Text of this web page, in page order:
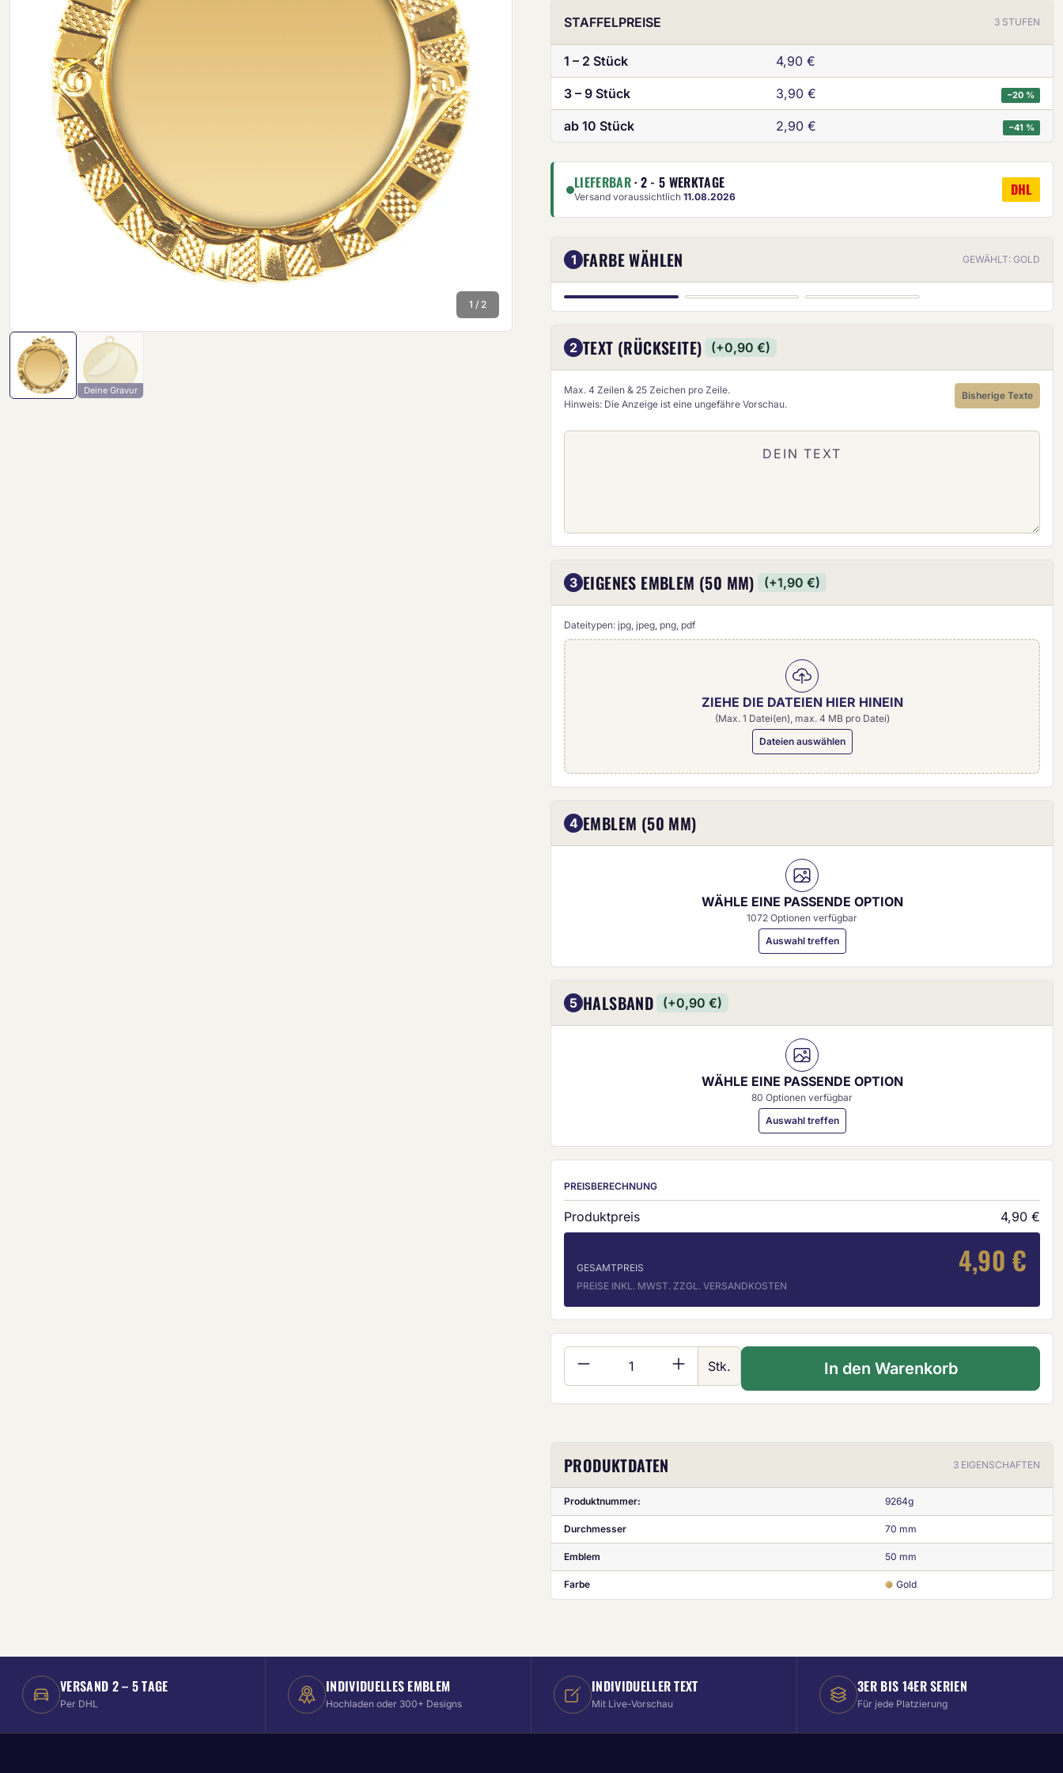
Die Anzeige ist eine ungefähre Vorschau.
1 / 2
Deine Gravur
STAFFELPREISE 3 STUFEN
1 – 2 Stück 4,90 €
3 – 9 Stück 3,90 € −20 %
ab 10 Stück 2,90 € −41 %
LIEFERBAR· 2 - 5 WERKTAGE
Versand voraussichtlich 11.08.2026 DHL
1 FARBE WÄHLEN GEWÄHLT: GOLD
GOLD SILBER BRONZE
2 TEXT (RÜCKSEITE) (+0,90 €)
Max. 4 Zeilen & 25 Zeichen pro Zeile.
Hinweis: Die Anzeige ist eine ungefähre Vorschau.
Bisherige Texte
3 EIGENES EMBLEM (50 MM) (+1,90 €)
Dateitypen: jpg, jpeg, png, pdf
ZIEHE DIE DATEIEN HIER HINEIN
(Max. 1 Datei(en), max. 4 MB pro Datei)
Dateien auswählen
4 EMBLEM (50 MM)
WÄHLE EINE PASSENDE OPTION
1072 Optionen verfügbar
Auswahl treffen
5 HALSBAND (+0,90 €)
WÄHLE EINE PASSENDE OPTION
80 Optionen verfügbar
Auswahl treffen
PREISBERECHNUNG
Produktpreis 4,90 €
GESAMTPREIS 4,90 €
PREISE INKL. MWST. ZZGL. VERSANDKOSTEN
Produkt Anzahl: Gib den gewünschten Wert ein oder
Stk. In den Warenkorb
PRODUKTDATEN 3 EIGENSCHAFTEN
Produktnummer: 9264g
Durchmesser 70 mm
Emblem 50 mm
Farbe Gold
VERSAND 2 – 5 TAGE
Per DHL
INDIVIDUELLES EMBLEM
Hochladen oder 300+ Designs
INDIVIDUELLER TEXT
Mit Live-Vorschau
3ER BIS 14ER SERIEN
Für jede Platzierung